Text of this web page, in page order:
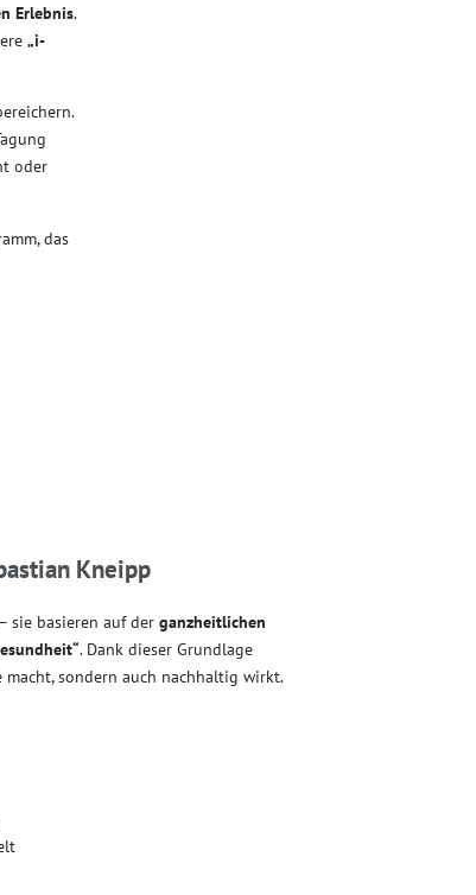
Erlebnis.
„i-
oder
das
Kneipp
sie basieren auf der ganzheitlichen
. Dank dieser Grundlage
sondern auch nachhaltig wirkt.